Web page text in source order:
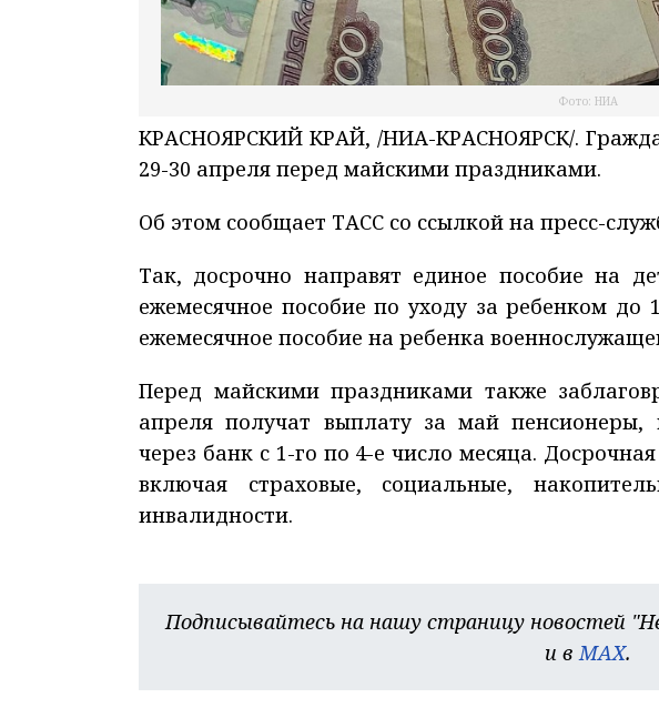
Фото: НИА
КРАСНОЯРСКИЙ КРАЙ, /НИА-КРАСНОЯРСК/.
29-30 апреля перед майскими праздниками.
Об этом сообщает ТАСС со ссылкой на пресс-
Так, досрочно направят единое пособие на
ежемесячное пособие по уходу за ребенком
ежемесячное пособие на ребенка
Перед майскими праздниками также
апреля получат выплату за май
через банк с 1-го по 4-е число месяца.
включая страховые, социальные,
инвалидности.
Подписывайтесь на нашу страницу новостей
и вMAX.